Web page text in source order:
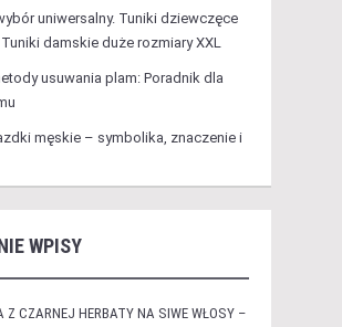
uniwersalny. Tuniki dziewczęce
damskie duże rozmiary XXL
usuwania plam: Poradnik dla
męskie – symbolika, znaczenie i
WPISY
Z CZARNEJ HERBATY NA SIWE WŁOSY –